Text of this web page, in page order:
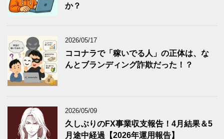
か？
2026/05/17
ココナラで「稼いでる人」の正体は、な
んとブランディング詐欺だった！？
2026/05/09
久しぶりのFX事業収支報告！4月結果＆5
月途中経過【2026年運用報告】